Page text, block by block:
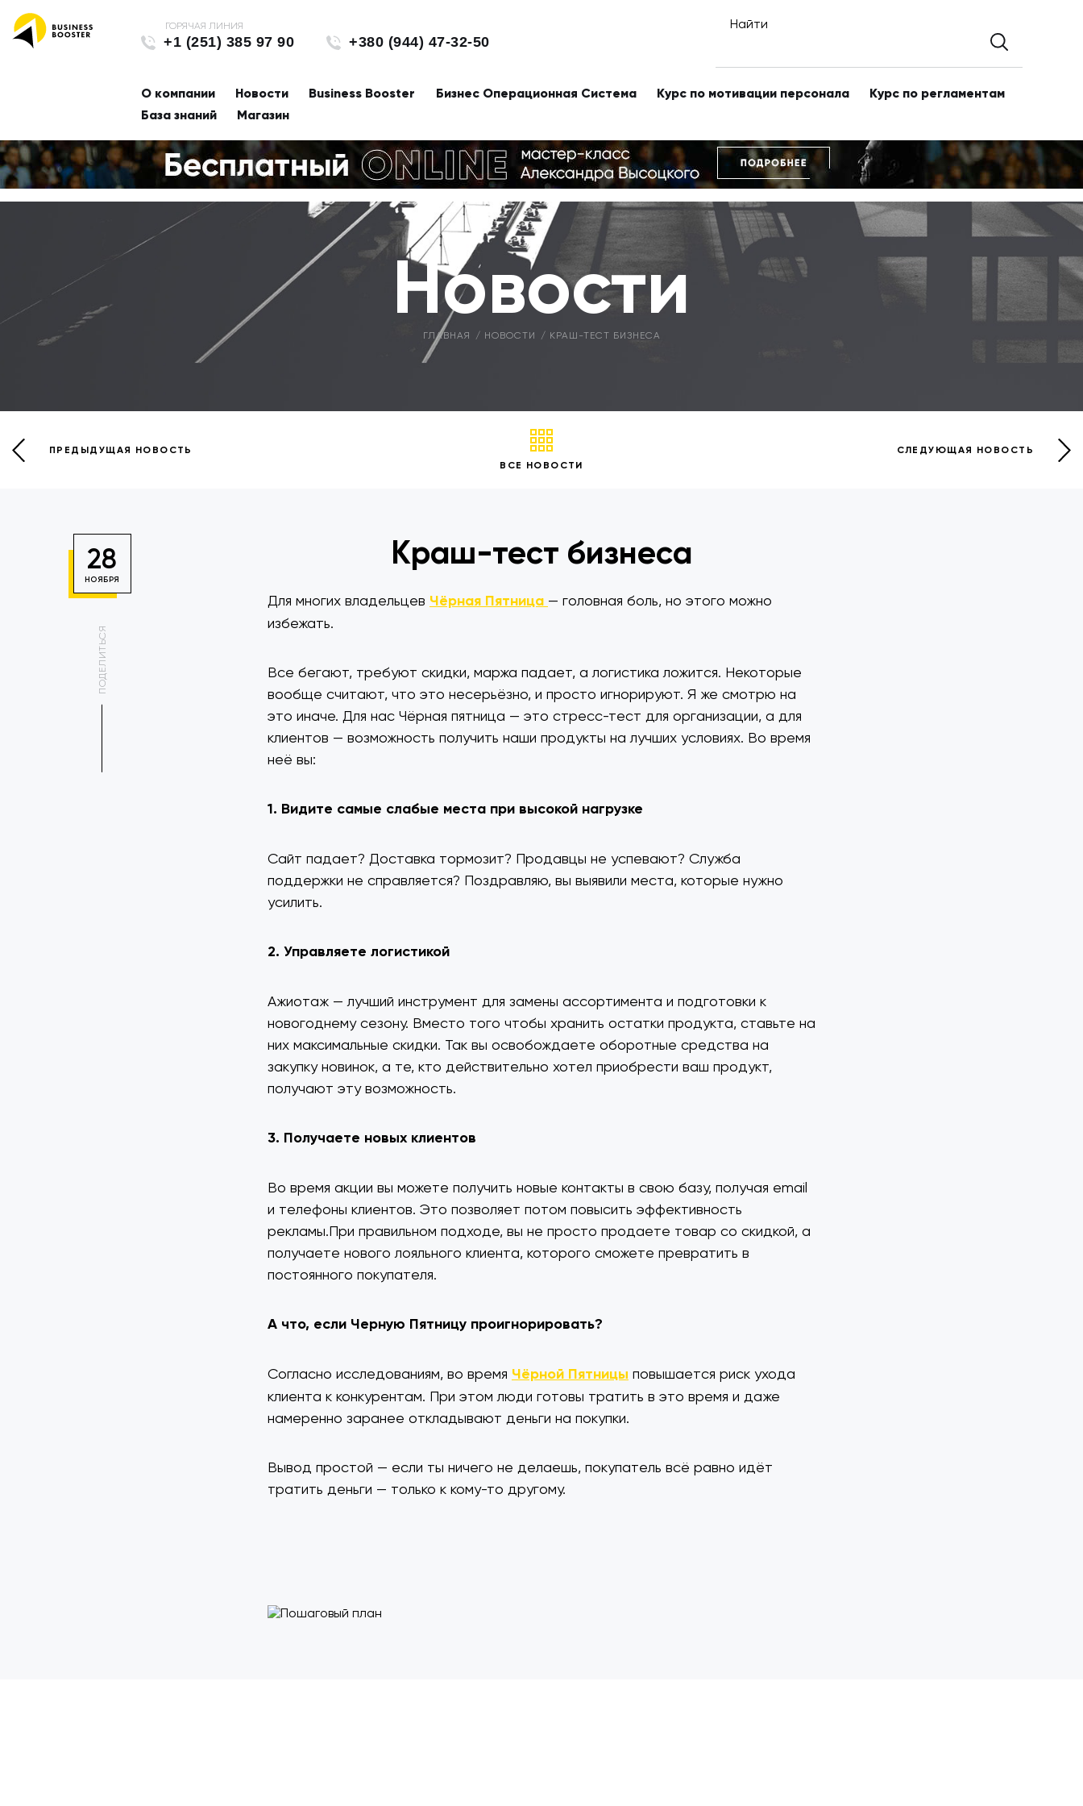
+1 (251) 385 97 90 +380 (944) 47-32-50
Найти
О компании Новости Business Booster Бизнес Операционная Система Курс по мотивации персонала
Курс по регламентам
База знаний
Магазин
Новости
ГЛАВНАЯ НОВОСТИ КРАШ-ТЕСТ БИЗНЕСА
ПРЕДЫДУЩАЯ НОВОСТЬ
ВСЕ НОВОСТИ
СЛЕДУЮЩАЯ НОВОСТЬ
28
НОЯБРЯ
ПОДЕЛИТЬСЯ
Краш-тест бизнеса
Для многих владельцев Чёрная Пятница — головная боль, но этого можно
избежать.
Все бегают, требуют скидки, маржа падает, а логистика ложится. Некоторые
вообще считают, что это несерьёзно, и просто игнорируют. Я же смотрю на
это иначе. Для нас Чёрная пятница — это стресс-тест для организации, а для
клиентов — возможность получить наши продукты на лучших условиях. Во время
неё вы:
1. Видите самые слабые места при высокой нагрузке
Сайт падает? Доставка тормозит? Продавцы не успевают? Служба
поддержки не справляется? Поздравляю, вы выявили места, которые нужно
усилить.
2. Управляете логистикой
Ажиотаж — лучший инструмент для замены ассортимента и подготовки к
новогоднему сезону. Вместо того чтобы хранить остатки продукта, ставьте на
них максимальные скидки. Так вы освобождаете оборотные средства на
закупку новинок, а те, кто действительно хотел приобрести ваш продукт,
получают эту возможность.
3. Получаете новых клиентов
Во время акции вы можете получить новые контакты в свою базу, получая email
и телефоны клиентов. Это позволяет потом повысить эффективность
рекламы.При правильном подходе, вы не просто продаете товар со скидкой, а
получаете нового лояльного клиента, которого сможете превратить в
постоянного покупателя.
А что, если Черную Пятницу проигнорировать?
Согласно исследованиям, во время Чёрной Пятницы повышается риск ухода
клиента к конкурентам. При этом люди готовы тратить в это время и даже
намеренно заранее откладывают деньги на покупки.
Вывод простой — если ты ничего не делаешь, покупатель всё равно идёт
тратить деньги — только к кому-то другому.